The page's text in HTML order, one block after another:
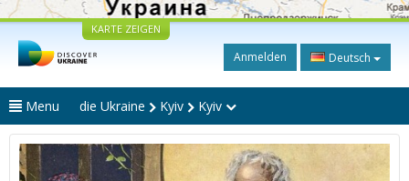
KARTE ZEIGEN
Anmelden Deutsch
Menu die Ukraine Kyiv Kyiv